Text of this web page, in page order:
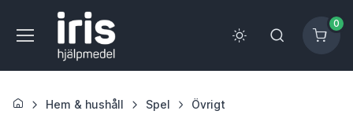
0
Hem & hushåll Spel Övrigt